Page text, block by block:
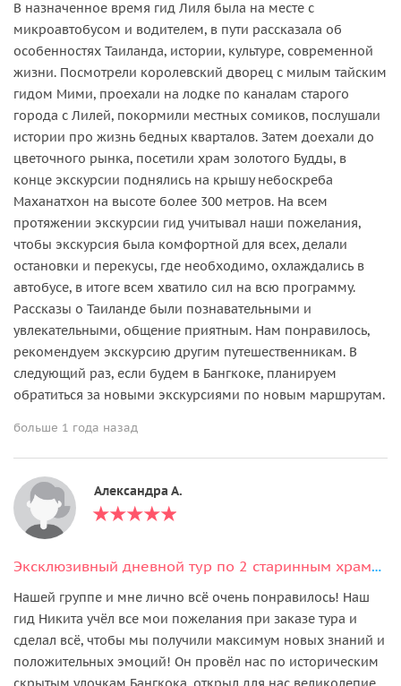
В назначенное время гид Лиля была на месте с
микроавтобусом и водителем, в пути рассказала об
особенностях Таиланда, истории, культуре, современной
жизни. Посмотрели королевский дворец с милым тайским
гидом Мими, проехали на лодке по каналам старого
города с Лилей, покормили местных сомиков, послушали
истории про жизнь бедных кварталов. Затем доехали до
цветочного рынка, посетили храм золотого Будды, в
конце экскурсии поднялись на крышу небоскреба
Маханатхон на высоте более 300 метров. На всем
протяжении экскурсии гид учитывал наши пожелания,
чтобы экскурсия была комфортной для всех, делали
остановки и перекусы, где необходимо, охлаждались в
автобусе, в итоге всем хватило сил на всю программу.
Рассказы о Таиланде были познавательными и
увлекательными, общение приятным. Нам понравилось,
рекомендуем экскурсию другим путешественникам. В
следующий раз, если будем в Бангкоке, планируем
обратиться за новыми экскурсиями по новым маршрутам.
больше 1 года назад
Александра А.
Эксклюзивный дневной тур по 2 старинным храмам и ужин на лодке или на крыше отеля (все включено)
Нашей группе и мне лично всё очень понравилось! Наш
гид Никита учёл все мои пожелания при заказе тура и
сделал всё, чтобы мы получили максимум новых знаний и
положительных эмоций! Он провёл нас по историческим